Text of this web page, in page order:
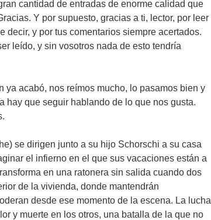
cantidad de entradas de enorme calidad que
Y por supuesto, gracias a ti, lector, por leer
decir, y por tus comentarios siempre acertados.
leído, y sin vosotros nada de esto tendría
ya acabó, nos reímos mucho, lo pasamos bien y
hay que seguir hablando de lo que nos gusta.
se dirigen junto a su hijo Schorschi a su casa
el infierno en el que sus vacaciones están a
en una ratonera sin salida cuando dos
de la vivienda, donde mantendrán
desde ese momento de la escena. La lucha
y muerte en los otros, una batalla de la que no